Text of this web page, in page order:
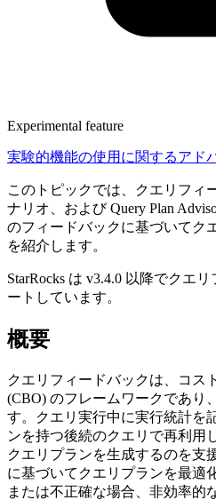
Experimental feature
実験的機能の使用に関するアド
このトピックでは、クエリフィ
ナリオ、および Query Plan
のフィードバックに基づいてク
を紹介します。
StarRocks は v3.4.0 以降でクエ
ートしています。
概要
クエリフィードバックは、コス
(CBO) のフレームワークであり
す。クエリ実行中に実行統計を
ンを持つ後続のクエリで再利用
クエリプランを生成するのを支
に基づいてクエリプランを最適
または不正確な場合、非効率的